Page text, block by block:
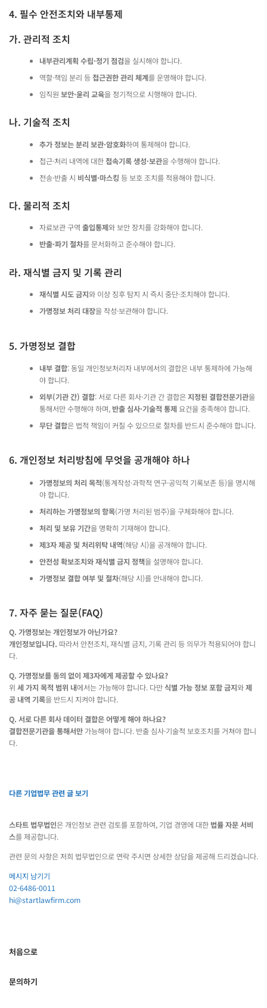
4. 필수 안전조치와 내부통제
가. 관리적 조치
내부관리계획 수립·정기 점검을 실시해야 합니다.
역할·책임 분리 등접근권한 관리 체계를 운영해야 합니다.
임직원 보안·윤리 교육을 정기적으로 시행해야 합니다.
나. 기술적 조치
추가 정보는 분리 보관·암호화하여 통제해야 합니다.
접근·처리 내역에 대한접속기록 생성·보관을 수행해야 합니다.
전송·반출 시 비식별·마스킹 등 보호 조치를 적용해야 합니다.
다. 물리적 조치
자료보관 구역 출입통제와 보안 장치를 강화해야 합니다.
반출·파기 절차를 문서화하고 준수해야 합니다.
라. 재식별 금지 및 기록 관리
재식별 시도 금지와 이상 징후 탐지 시 즉시 중단·조치해야 합니다.
가명정보 처리 대장을 작성·보관해야 합니다.
5. 가명정보 결합
내부 결합: 동일 개인정보처리자 내부에서의 결합은 내부 통제하에 가능해
야 합니다.
외부(기관 간) 결합: 서로 다른 회사·기관 간 결합은지정된 결합전문기관을
통해서만 수행해야 하며,반출 심사·기술적 통제요건을 충족해야 합니다.
무단 결합은 법적 책임이 커질 수 있으므로 절차를 반드시 준수해야 합니다.
6. 개인정보 처리방침에 무엇을 공개해야 하나
가명정보의 처리 목적(통계작성·과학적 연구·공익적 기록보존 등)을 명시해
야 합니다.
처리하는 가명정보의 항목(가명 처리된 범주)을 구체화해야 합니다.
처리 및 보유 기간을 명확히 기재해야 합니다.
제3자 제공 및 처리위탁 내역(해당 시)을 공개해야 합니다.
안전성 확보조치와 재식별 금지 정책을 설명해야 합니다.
가명정보 결합 여부 및 절차(해당 시)를 안내해야 합니다.
7. 자주 묻는 질문(FAQ)
Q. 가명정보는 개인정보가 아닌가요?
개인정보입니다. 따라서 안전조치, 재식별 금지, 기록 관리 등 의무가 적용되어야 합니
다.
Q. 가명정보를 동의 없이 제3자에게 제공할 수 있나요?
위 세 가지 목적 범위 내에서는 가능해야 합니다. 다만식별 가능 정보 포함 금지와제
공 내역 기록을 반드시 지켜야 합니다.
Q. 서로 다른 회사 데이터 결합은 어떻게 해야 하나요?
결합전문기관을 통해서만 가능해야 합니다. 반출 심사·기술적 보호조치를 거쳐야 합니
다.
다른 기업법무 관련 글 보기
스타트 법무법인은 개인정보 관련 검토를 포함하여, 기업 경영에 대한 법률 자문 서비
스를 제공합니다.
관련 문의 사항은 저희 법무법인으로 연락 주시면 상세한 상담을 제공해 드리겠습니다.
메시지 남기기
02-6486-0011
hi@startlawfirm.com
처음으로
문의하기